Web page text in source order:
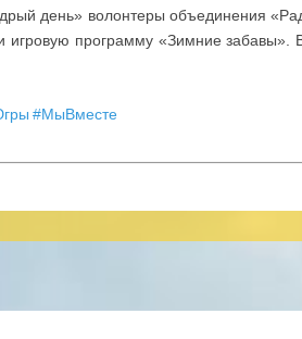
день» волонтеры объединения
игровую программу «Зимние
#МыВместе